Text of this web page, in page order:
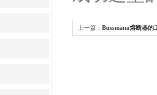
上一篇： Bussmann熔断器的